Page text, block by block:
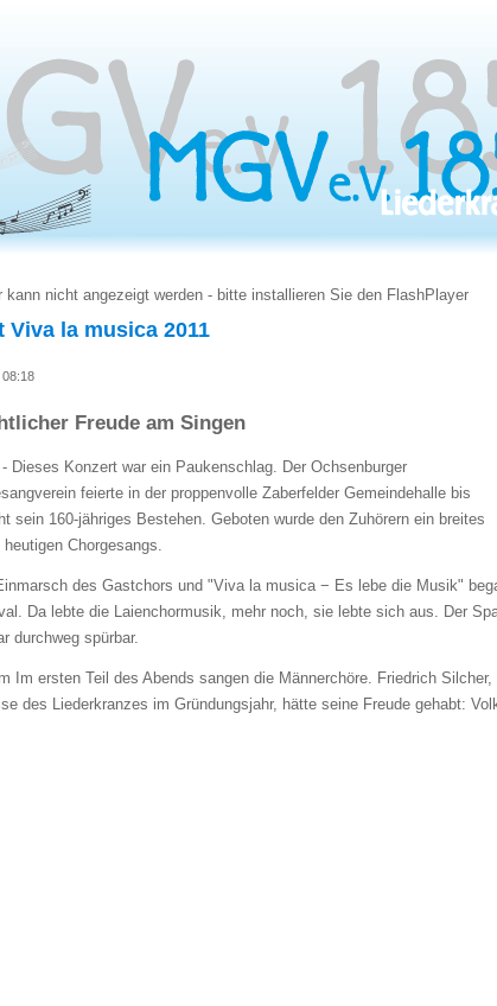
kann nicht angezeigt werden - bitte installieren Sie den FlashPlayer
Viva la musica 2011
Freude am Singen
Dieses Konzert war ein Paukenschlag. Der Ochsenburger
feierte in der proppenvolle Zaberfelder Gemeindehalle bis
sein 160-jähriges Bestehen. Geboten wurde den Zuhörern ein breites
Chorgesangs.
des Gastchors und "Viva la musica − Es lebe die Musik"
Da lebte die Laienchormusik, mehr noch, sie lebte sich aus. Der
durchweg spürbar.
Im ersten Teil des Abends sangen die Männerchöre. Friedrich Silcher,
des Liederkranzes im Gründungsjahr, hätte seine Freude gehabt: